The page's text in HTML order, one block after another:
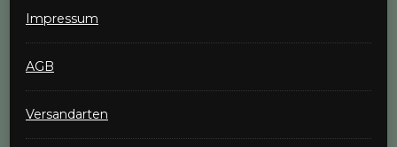
Impressum
AGB
Versandarten